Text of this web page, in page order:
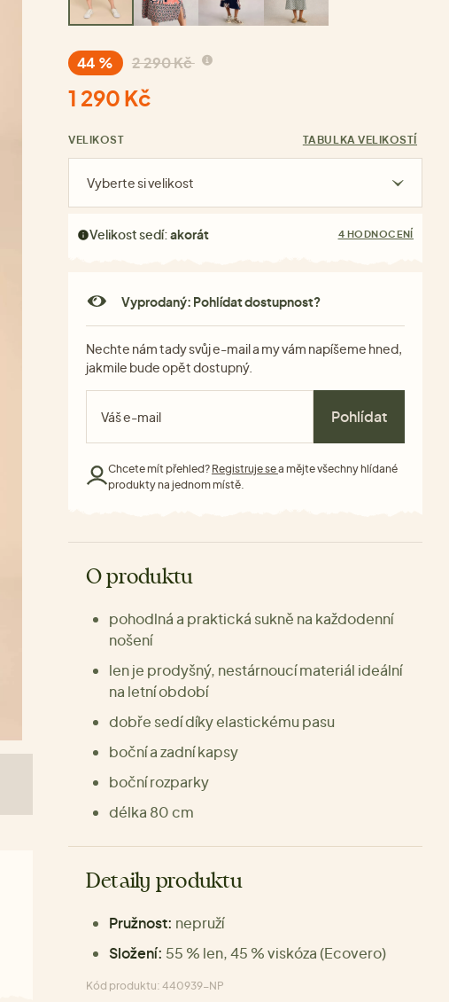
44 % 2 290 Kč
1 290 Kč
VELIKOST TABULKA VELIKOSTÍ
Vyberte si velikost
Velikost sedí:akorát 4 HODNOCENÍ
Vyprodaný: Pohlídat dostupnost?
Nechte nám tady svůj e-mail a my vám napíšeme hned,
jakmile bude opět dostupný.
Pohlídat
Chcete mít přehled? Registruje sea mějte všechny hlídané
produkty na jednom místě.
O produktu
pohodlná a praktická sukně na každodenní
nošení
len je prodyšný, nestárnoucí materiál ideální
na letní období
dobře sedí díky elastickému pasu
boční a zadní kapsy
boční rozparky
délka 80 cm
Detaily produktu
Pružnost: nepruží
Složení: 55 % len, 45 % viskóza (Ecovero)
Kód produktu: 440939-NP